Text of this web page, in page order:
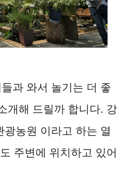
과 와서 놀기는 더 좋
개해 드릴까 합니다. 강
농원 이라고 하는 열
주변에 위치하고 있어